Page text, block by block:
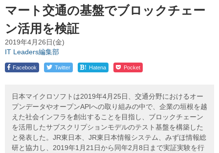
マート交通の基盤でブロックチェー
ン活用を検証
2019年4月26日(金)
IT Leaders編集部
Facebook Twitter ! Hatena Pocket
日本マイクロソフトは2019年4月25日、交通分野におけるオー
プンデータやオープンAPIへの取り組みの中で、企業の垣根を越
えた社会インフラを創出することを目指し、ブロックチェーン
を活用したサブスクリプションモデルのテスト基盤を構築した
と発表した。JR東日本、JR東日本情報システム、みずほ情報総
研と協力し、2019年1月21日から同年2月8日まで実証実験を行